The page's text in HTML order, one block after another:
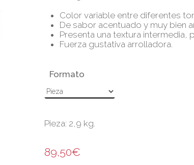
Color variable entre diferentes
De sabor acentuado y muy bien
Presenta una textura intermedia,
Fuerza gustativa arrolladora.
Formato
Pieza: 2,9 kg.
89,50€